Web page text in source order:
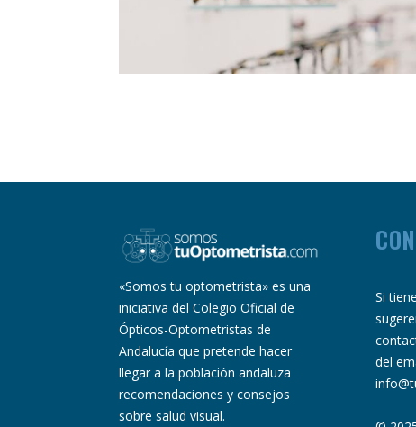
«Somos tu optometrista» es una
iniciativa del Colegio Oficial de
Ópticos-Optometristas de
Andalucía que pretende hacer
llegar a la población andaluza
recomendaciones y consejos
sobre salud visual.
Si
del